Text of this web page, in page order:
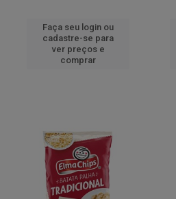
Faça seu login ou
cadastre-se para
ver preços e
comprar